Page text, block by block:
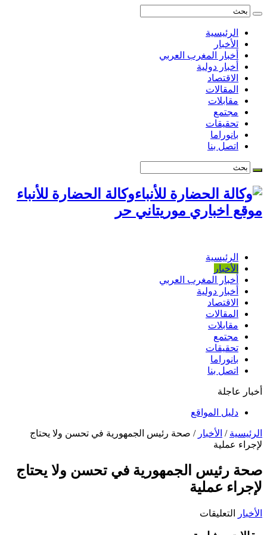
الرئيسية
الأخبار
أخبار المغرب العربي
أخبار دولية
الاقتصاد
المقالات
مقابلات
مجتمع
تحقيقات
بانوراما
اتصل بنا
وكالة الحضارة للأنباء
موقع اخباري موريتاني حر
الرئيسية
الأخبار
أخبار المغرب العربي
أخبار دولية
الاقتصاد
المقالات
مقابلات
مجتمع
تحقيقات
بانوراما
اتصل بنا
أخبار عاجلة
دليل المواقع
الرئيسية / الأخبار / صحة رئيس الجمهورية في تحسن ولا يحتاج
لإجراء عملية
صحة رئيس الجمهورية في تحسن ولا يحتاج
لإجراء عملية
الأخبار التعليقات